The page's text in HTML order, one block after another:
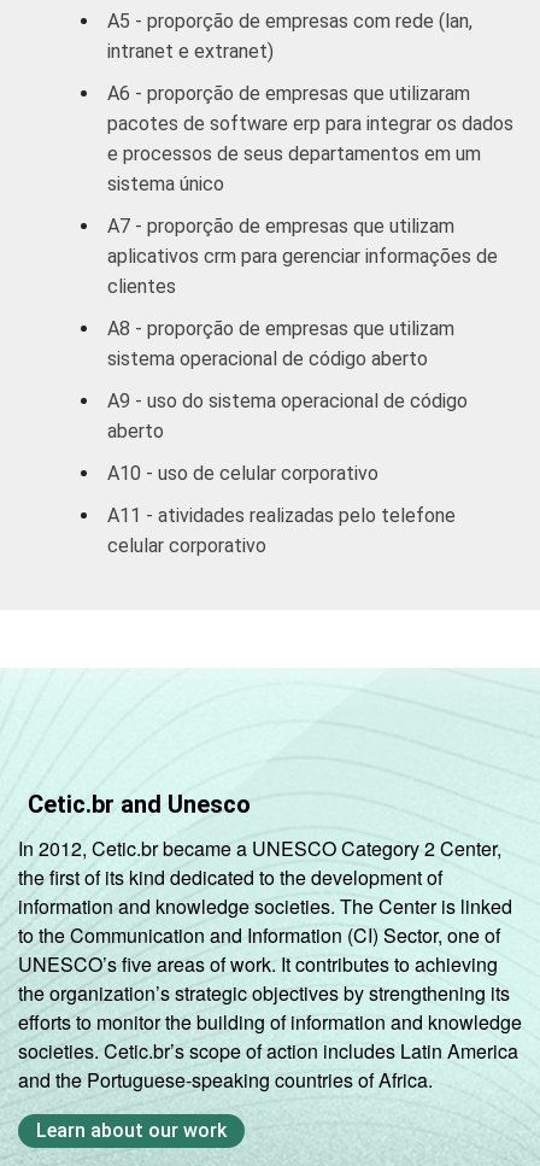
administrativas
serviços
complementares
Informação e
Artes, cultura,
esporte
atividades de
1Base ponderada: 4.857 empresas que
utilizam computadores, com 10 ou mais
segmentos da CNAE 2.0: C, F, G, H, I, J, L, M,
N, R e S. Respostas referentes aos meses
A5 - proporção de empresas com rede (lan,
intranet e extranet)
A6 - proporção de empresas que utilizaram
pacotes de software erp para integrar os dados
e processos de seus departamentos em um
sistema único
A7 - proporção de empresas que utilizam
aplicativos crm para gerenciar informações de
clientes
A8 - proporção de empresas que utilizam
sistema operacional de código aberto
A9 - uso do sistema operacional de código
aberto
A10 - uso de celular corporativo
A11 - atividades realizadas pelo telefone
celular corporativo
Cetic.br and Unesco
In 2012, Cetic.br became a UNESCO Category 2 Center,
the first of its kind dedicated to the development of
information and knowledge societies. The Center is linked
to the Communication and Information (CI) Sector, one of
UNESCO’s five areas of work. It contributes to achieving
the organization’s strategic objectives by strengthening its
efforts to monitor the building of information and knowledge
societies. Cetic.br’s scope of action includes Latin America
and the Portuguese-speaking countries of Africa.
Learn about our work